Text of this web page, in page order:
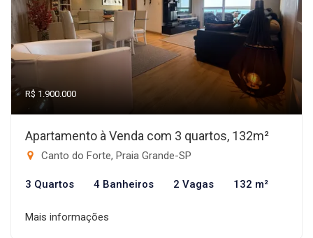
R$ 1.900.000
Apartamento à Venda com 3 quartos, 132m²
Canto do Forte, Praia Grande-SP
3 Quartos 4 Banheiros 2 Vagas 132 m²
Mais informações